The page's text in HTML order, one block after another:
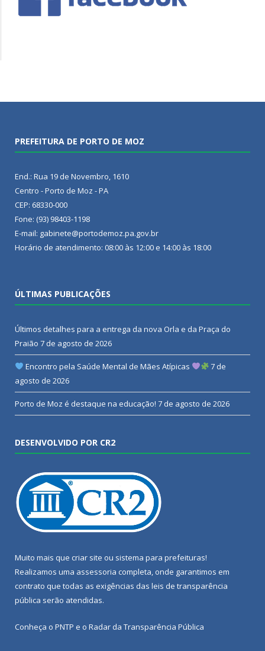
PREFEITURA DE PORTO DE MOZ
End.: Rua 19 de Novembro, 1610
Centro - Porto de Moz - PA
CEP: 68330-000
Fone: (93) 98403-1198
E-mail: gabinete@portodemoz.pa.gov.br
Horário de atendimento: 08:00 às 12:00 e 14:00 às 18:00
ÚLTIMAS PUBLICAÇÕES
Últimos detalhes para a entrega da nova Orla e da Praça do
Praião 7 de agosto de 2026
Encontro pela Saúde Mental de Mães Atípicas
7 de
agosto de 2026
Porto de Moz é destaque na educação! 7 de agosto de 2026
DESENVOLVIDO POR CR2
Muito mais que criar site ou sistema para prefeituras!
Realizamos uma assessoria completa, onde garantimos em
contrato que todas as exigências das leis de transparência
pública serão atendidas.
Conheça o PNTP e o Radar da Transparência Pública